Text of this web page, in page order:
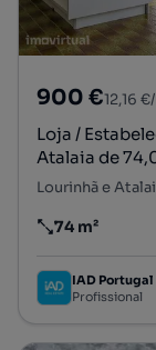
900 €12,16
Loja /
Atalaia de
Lourinhã e
Preço por
74 m²
IAD Portugal
Profissional